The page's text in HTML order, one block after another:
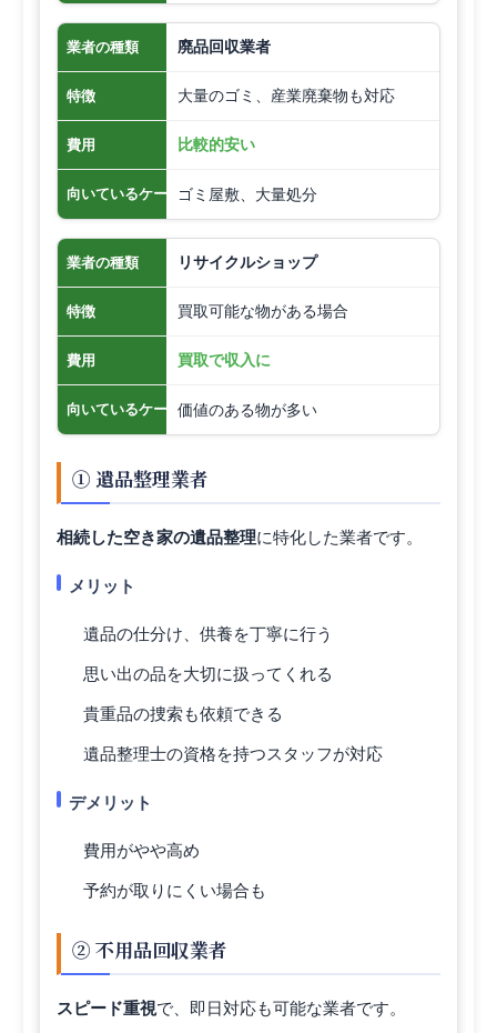
業者の種類 廃品回収業者
特徴 大量のゴミ、産業廃棄物も対応
費用 比較的安い
向いているケースゴミ屋敷、大量処分
業者の種類 リサイクルショップ
特徴 買取可能な物がある場合
費用 買取で収入に
向いているケース価値のある物が多い
① 遺品整理業者
相続した空き家の遺品整理に特化した業者です。
メリット
遺品の仕分け、供養を丁寧に行う
思い出の品を大切に扱ってくれる
貴重品の捜索も依頼できる
遺品整理士の資格を持つスタッフが対応
デメリット
費用がやや高め
予約が取りにくい場合も
② 不用品回収業者
スピード重視で、即日対応も可能な業者です。